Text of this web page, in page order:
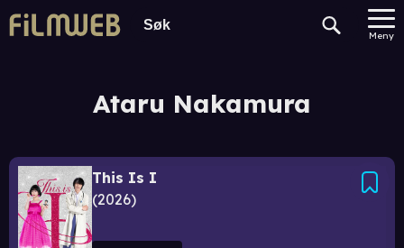
Meny
Ataru Nakamura
This Is I
2026